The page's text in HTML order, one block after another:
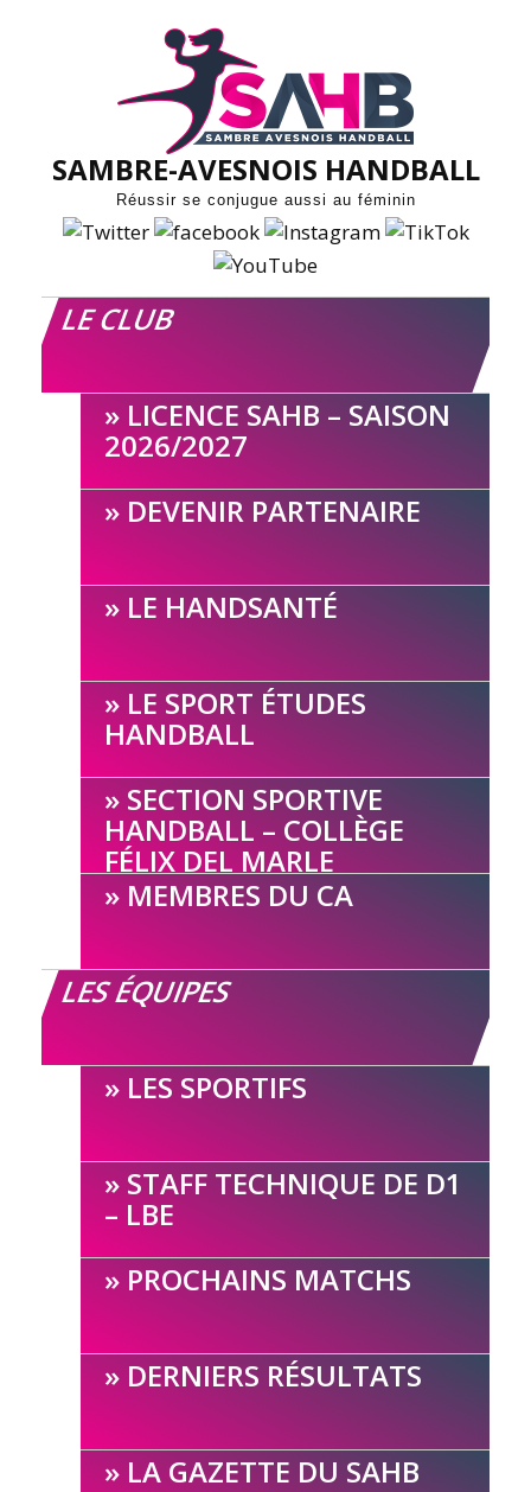
SAMBRE-AVESNOIS HANDBALL
Réussir se conjugue aussi au féminin
LE CLUB
LICENCE SAHB – SAISON
2026/2027
DEVENIR PARTENAIRE
LE HANDSANTÉ
LE SPORT ÉTUDES
HANDBALL
SECTION SPORTIVE
HANDBALL – COLLÈGE
FÉLIX DEL MARLE
MEMBRES DU CA
LES ÉQUIPES
LES SPORTIFS
STAFF TECHNIQUE DE D1
– LBE
PROCHAINS MATCHS
DERNIERS RÉSULTATS
LA GAZETTE DU SAHB